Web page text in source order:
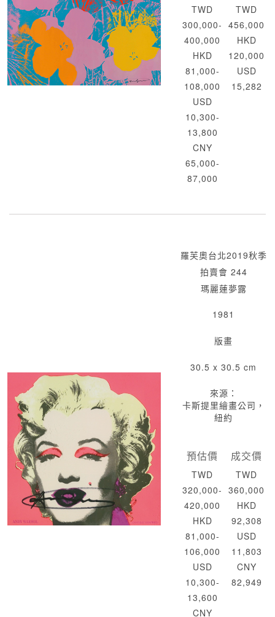
TWD
300,000-
400,000
HKD
81,000-
108,000
USD
10,300-
13,800
CNY
65,000-
87,000
TWD
456,000
HKD
120,000
USD
15,282
羅芙奧台北2019秋季
拍賣會 244
瑪麗蓮夢露
1981
版畫
30.5 x 30.5 cm
來源：
卡斯提里繪畫公司，
紐約
預估價
TWD
320,000-
420,000
HKD
81,000-
106,000
USD
10,300-
13,600
CNY
成交價
TWD
360,000
HKD
92,308
USD
11,803
CNY
82,949